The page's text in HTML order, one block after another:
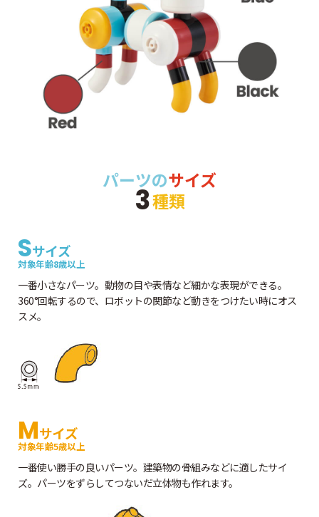
パーツのサイズ
3種類
Sサイズ
対象年齢8歳以上
一番小さなパーツ。動物の目や表情など細かな表現ができる。
360°回転するので、ロボットの関節など動きをつけたい時にオス
スメ。
Mサイズ
対象年齢5歳以上
一番使い勝手の良いパーツ。建築物の骨組みなどに適したサイ
ズ。パーツをずらしてつないだ立体物も作れます。